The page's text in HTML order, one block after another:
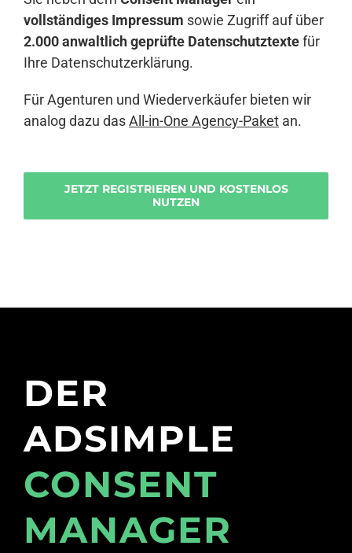
vollständiges Impressum sowie Zugriff auf über
2.000 anwaltlich geprüfte Datenschutztextefür
Ihre Datenschutzerklärung.
Für Agenturen und Wiederverkäufer bieten wir
analog dazu dasAll-in-One Agency-Paket an.
JETZT REGISTRIEREN UND KOSTENLOS
NUTZEN
DER
ADSIMPLE
CONSENT
MANAGER